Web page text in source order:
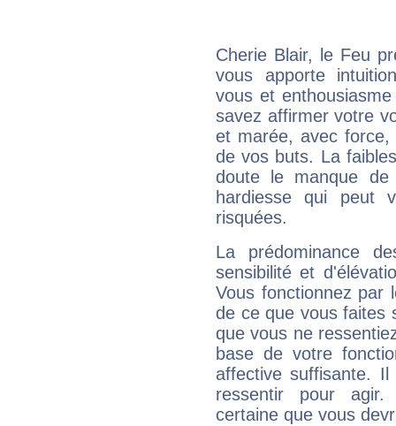
Cherie Blair, le Feu
vous apporte
vous et
savez affirmer votre
et marée, avec
de vos buts. La
doute le manque
hardiesse qui peut
risquées.
La prédominance
sensibilité et
Vous fonctionnez
de ce que vous faites
que vous ne
base de votre
affective suffisante.
ressentir pour agir.
certaine que vous